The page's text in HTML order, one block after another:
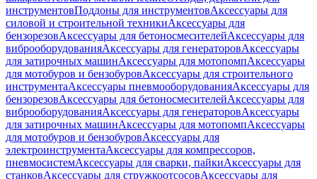
инструментовПоддоны для инструментовАксессуары для
силовой и строительной техникиАксессуары для
бензорезовАксессуары для бетоносмесителейАксессуары для
виброоборудованияАксессуары для генераторовАксессуары
для затирочных машинАксессуары для мотопомпАксессуары
для мотобуров и бензобуровАксессуары для строительного
инструментаАксессуары пневмооборудованияАксессуары для
бензорезовАксессуары для бетоносмесителейАксессуары для
виброоборудованияАксессуары для генераторовАксессуары
для затирочных машинАксессуары для мотопомпАксессуары
для мотобуров и бензобуровАксессуары для
электроинструментаАксессуары для компрессоров,
пневмосистемАксессуары для сварки, пайкиАксессуары для
станковАксессуары для стружкоотсосовАксессуары для